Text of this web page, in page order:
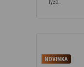
lyže…
NOVINKA